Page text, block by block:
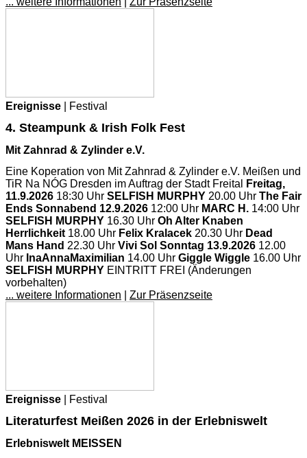
Ereignisse | Festival
4. Steampunk & Irish Folk Fest
Mit Zahnrad & Zylinder e.V.
Eine Koperation von Mit Zahnrad & Zylinder e.V. Meißen und
TiR Na NÓG Dresden im Auftrag der Stadt Freital
Freitag,
11.9.2026 18:30 Uhr SELFISH MURPHY 20.00 Uhr The Fair
Ends Sonnabend 12.9.2026 12:00 Uhr MARC H. 14:00 Uhr
SELFISH MURPHY 16.30 Uhr Oh Alter Knaben
Herrlichkeit 18.00 Uhr Felix Kralacek 20.30 Uhr Dead
Mans Hand 22.30 Uhr Vivi Sol Sonntag 13.9.2026 12.00
Uhr InaAnnaMaximilian 14.00 Uhr Giggle Wiggle 16.00 Uhr
SELFISH MURPHY EINTRITT FREI (Änderungen
vorbehalten)
... weitere Informationen
Zur Präsenzseite
Ereignisse | Festival
Literaturfest Meißen 2026 in der Erlebniswelt
Erlebniswelt MEISSEN